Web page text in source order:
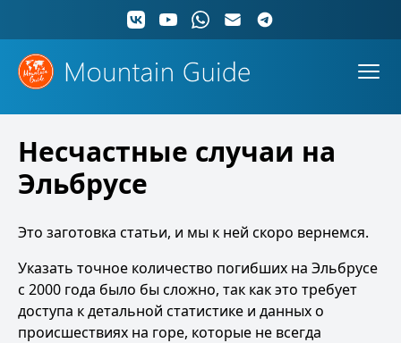
Несчастные случаи на
Эльбрусе
Это заготовка статьи, и мы к ней скоро вернемся.
Указать точное количество погибших на Эльбрусе
с 2000 года было бы сложно, так как это требует
доступа к детальной статистике и данных о
происшествиях на горе, которые не всегда